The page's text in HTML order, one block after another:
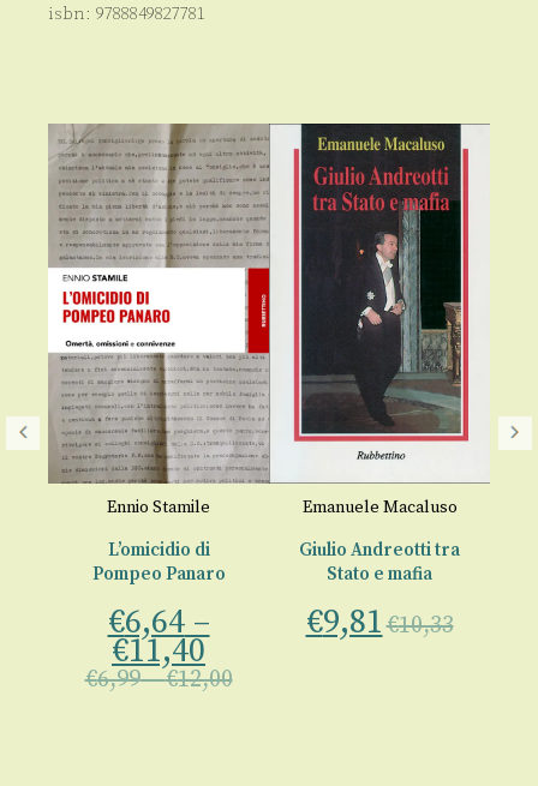
isbn: 9788849827781
Ennio Stamile
L’omicidio di
Pompeo Panaro
€6,64–
€11,40
€6,99–€12,00
Emanuele Macaluso
Giulio Andreotti tra
Stato e mafia
€9,81€10,33